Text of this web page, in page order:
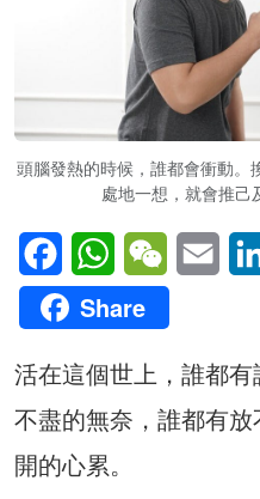
頭腦發熱的時候，誰都會衝動。
處地一想，就會推己
FacebookWhatsAppWeChatEmail
Share
活在這個世上，誰都
不盡的無奈，誰都有
開的心累。